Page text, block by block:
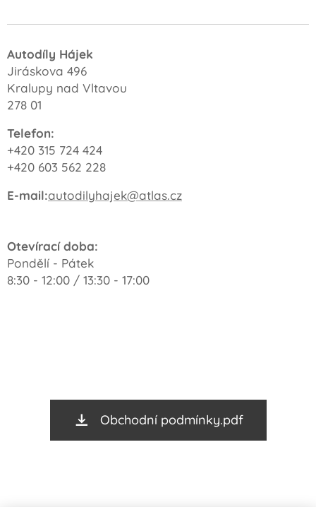
Autodíly Hájek
Jiráskova 496
Kralupy nad Vltavou
278 01
Telefon:
+420 315 724 424
+420 603 562 228
E-mail:autodilyhajek@atlas.cz
Otevírací doba:
Pondělí - Pátek
8:30 - 12:00 / 13:30 - 17:00
Obchodní podmínky.pdf